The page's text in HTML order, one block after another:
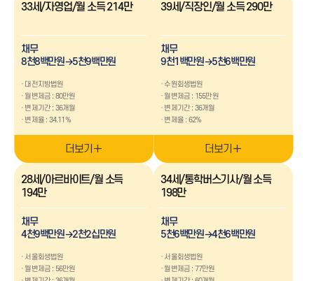
채무금액별
1억-3억
3억 이상
생활비
병원비
학자금
개인채무
상속채무
코인,주식
사기피해
투자실패
추가생계비
병원비
교육비
주거비
사례 확인하기
33세/자영업/월 소득 214만
채무
8천8백만원→5천9백만원
대전지방법원
월변제금 : 80만원
변제기간 : 36개월
변제율 : 34.11%
더보기
39세/직장인/월 소득 290만
채무
9천1백만원→5천6백만원
수원회생법원
월변제금 : 155만원
변제기간 : 36개월
변제율 : 62%
더보기
28세/아르바이트/월 소득
194만
채무
4천9백만원→2천2십만원
서울회생법원
월변제금 : 56만원
34세/통학버스기사/월 소득
198만
채무
5천6백만원→4천6백만원
서울회생법원
월변제금 : 77만원